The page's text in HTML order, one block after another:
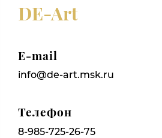
DE-Art
E-mail
info@de-art.msk.ru
Телефон
8-985-725-26-75